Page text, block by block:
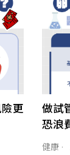
更
做試
恐浪
健康 ·